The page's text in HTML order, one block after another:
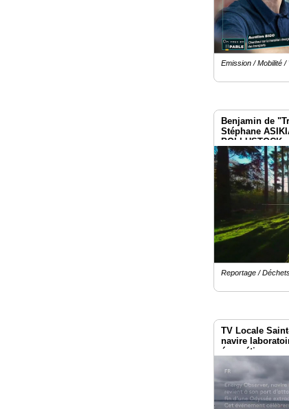
Emission / Mobilité /
Benjamin de
Stéphane
POLLUSTOCK
Reportage /
TV Locale
navire
énergétique,